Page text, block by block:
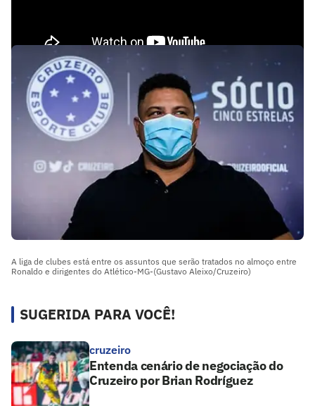
A liga de clubes está entre os assuntos que serão tratados no almoço entre
Ronaldo e dirigentes do Atlético-MG-(Gustavo Aleixo/Cruzeiro)
SUGERIDA PARA VOCÊ!
cruzeiro
Entenda cenário de negociação do
Cruzeiro por Brian Rodríguez